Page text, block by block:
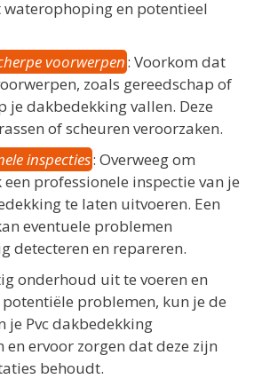
en potentieel
voorwerpen: Voorkom dat
zoals gereedschap of
je dakbedekking vallen. Deze
of scheuren veroorzaken.
inspecties: Overweeg om
professionele inspectie van je
te laten uitvoeren. Een
eventuele problemen
detecteren en repareren.
onderhoud uit te voeren en
problemen, kun je de
je Pvc dakbedekking
ervoor zorgen dat deze zijn
behoudt.